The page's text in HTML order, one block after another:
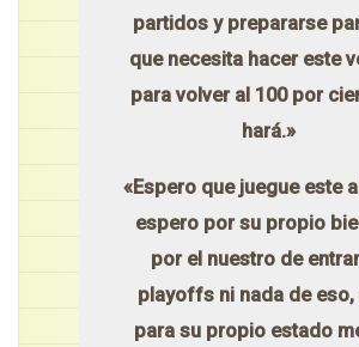
partidos y prepararse
que necesita hacer este
para volver al 100 por
hará.»
«Espero que juegue este
espero por su propio
por el nuestro de
playoffs ni nada de
para su propio estado